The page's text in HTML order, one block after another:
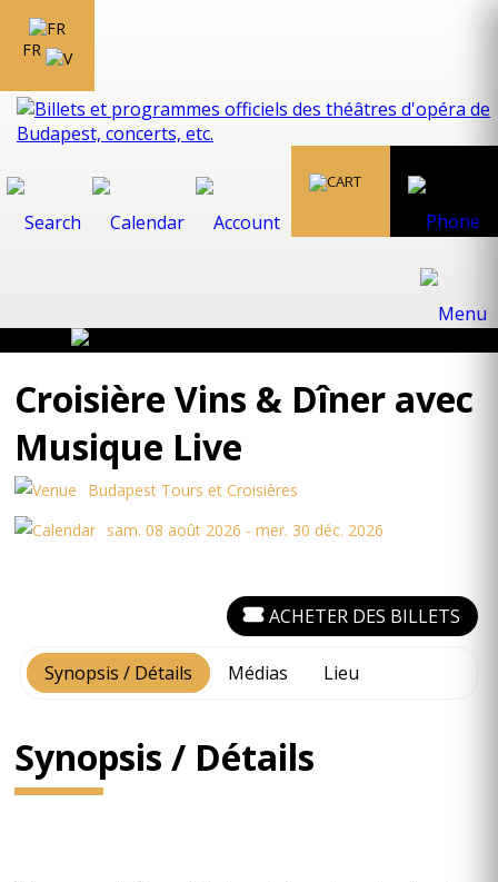
FR
Croisière Vins & Dîner avec
Musique Live
Budapest Tours et Croisières
sam. 08 août 2026 - mer. 30 déc. 2026
Synopsis / Détails Médias Lieu
ACHETER DES BILLETS
Synopsis / Détails